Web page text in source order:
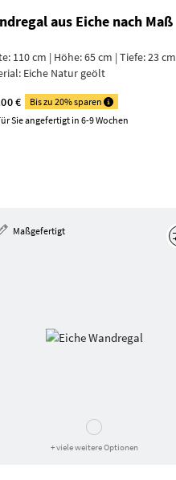
aus Eiche nach Maß
110 cm | Höhe: 65 cm | Tiefe: 23 cm
Eiche Natur geölt
€
Bis zu 20% sparen
Sie angefertigt in 6-9 Wochen
Maßgefertigt
+ viele weitere Optionen